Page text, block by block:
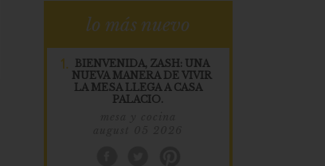
lo más nuevo
1.
BIENVENIDA, ZASH: UNA
NUEVA MANERA DE VIVIR
LA MESA LLEGA A CASA
PALACIO.